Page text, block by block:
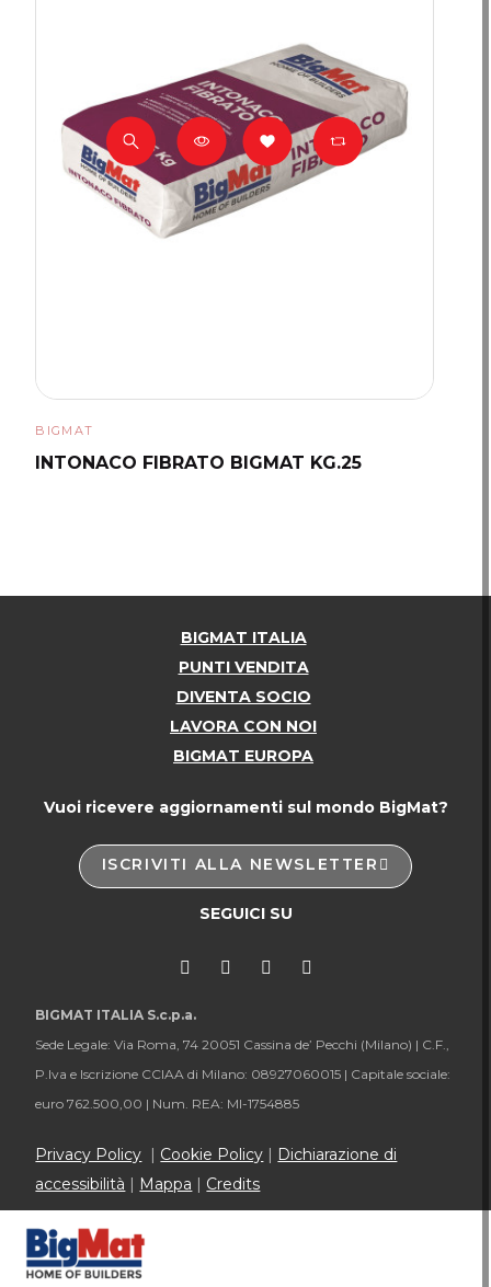
BIGMAT
INTONACO FIBRATO BIGMAT KG.25
BIGMAT ITALIA
PUNTI VENDITA
DIVENTA SOCIO
LAVORA CON NOI
BIGMAT EUROPA
Vuoi ricevere aggiornamenti sul mondo BigMat?
ISCRIVITI ALLA NEWSLETTER
SEGUICI SU
BIGMAT ITALIA S.c.p.a.
Sede Legale: Via Roma, 74 20051 Cassina de’ Pecchi (Milano) | C.F.,
P.Iva e Iscrizione CCIAA di Milano: 08927060015 | Capitale sociale:
euro 762.500,00 | Num. REA: MI-1754885
Privacy Policy | Cookie Policy | Dichiarazione di
accessibilità | Mappa | Credits